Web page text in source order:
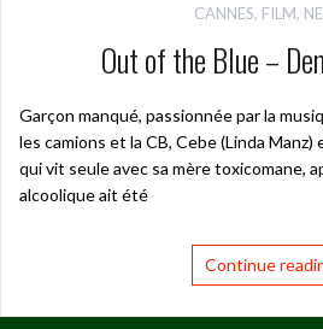
CANNES, FILM,
Out of the Blue –
Garçon manqué, passionnée par la
les camions et la CB, Cebe (Linda
qui vit seule avec sa mère toxicomane,
alcoolique ait été
Continue